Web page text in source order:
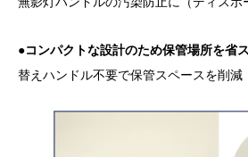
●コンパクトな設計のため保管場所を省
替えハンドル不要で保管スペースを削減